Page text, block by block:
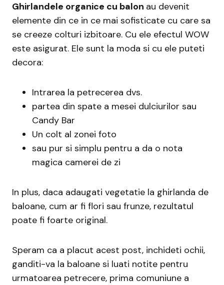
Ghirlandele organice cu balon au devenit
elemente din ce in ce mai sofisticate cu care sa
se creeze colturi izbitoare. Cu ele efectul WOW
este asigurat. Ele sunt la moda si cu ele puteti
decora:
Intrarea la petrecerea dvs.
partea din spate a mesei dulciurilor sau
Candy Bar
Un colt al zonei foto
sau pur si simplu pentru a da o nota
magica camerei de zi
In plus, daca adaugati vegetatie la ghirlanda de
baloane, cum ar fi flori sau frunze, rezultatul
poate fi foarte original.
Speram ca a placut acest post, inchideti ochii,
ganditi-va la baloane si luati notite pentru
urmatoarea petrecere, prima comuniune a